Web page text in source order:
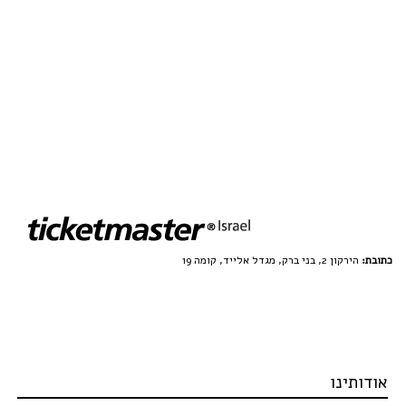
כתובת: הירקון 2, בני ברק, מגדל אלייד, קומה 19
אודותינו